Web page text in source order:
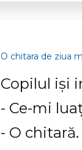
O chitara de ziua
Copilul işi
- Ce-mi
- O chitară.